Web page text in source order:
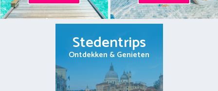
Stedentrips
Ontdekken & Genieten